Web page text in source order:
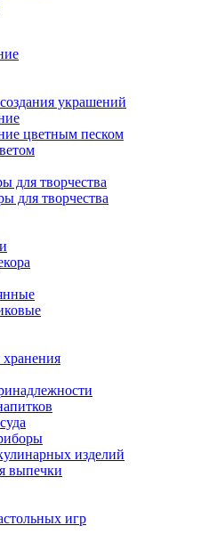
украшений
цветным песком
для творчества
для творчества
изделий
выпечки
игр